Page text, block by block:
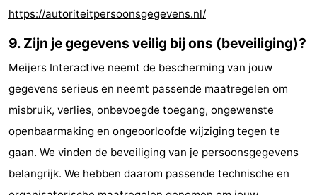
https://autoriteitpersoonsgegevens.nl/
9. Zijn je gegevens veilig bij ons (beveiliging)?
Meijers Interactive neemt de bescherming van jouw
gegevens serieus en neemt passende maatregelen om
misbruik, verlies, onbevoegde toegang, ongewenste
openbaarmaking en ongeoorloofde wijziging tegen te
gaan. We vinden de beveiliging van je persoonsgegevens
belangrijk. We hebben daarom passende technische en